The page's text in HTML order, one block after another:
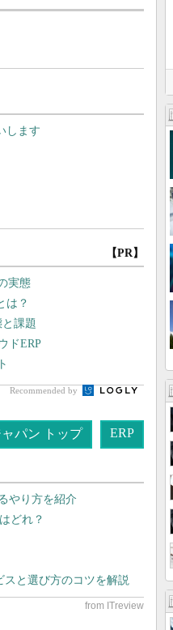
【PR】
実態
は？
課題
ドERP
Recommended by
ャパン トップ ERP
やり方を紹介
どれ？
スと選び方のコツを解説